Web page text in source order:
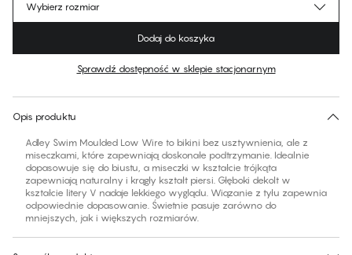
199,99 złCena regularna
Znajdź swój rozmiar
Wybierz rozmiar
Dodaj do koszyka
Sprawdź dostępność w sklepie stacjonarnym
Opis produktu
Adley Swim Moulded Low Wire to bikini bez usztywnienia, ale z
miseczkami, które zapewniają doskonałe podtrzymanie. Idealnie
dopasowuje się do biustu, a miseczki w kształcie trójkąta
zapewniają naturalny i krągły kształt piersi. Głęboki dekolt w
kształcie litery V nadaje lekkiego wyglądu. Wiązanie z tyłu zapewnia
odpowiednie dopasowanie. Świetnie pasuje zarówno do
mniejszych, jak i większych rozmiarów.